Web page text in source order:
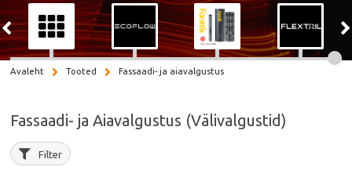
Avaleht Tooted Fassaadi- ja aiavalgustus
Fassaadi- ja Aiavalgustus (Välivalgustid)
Filter